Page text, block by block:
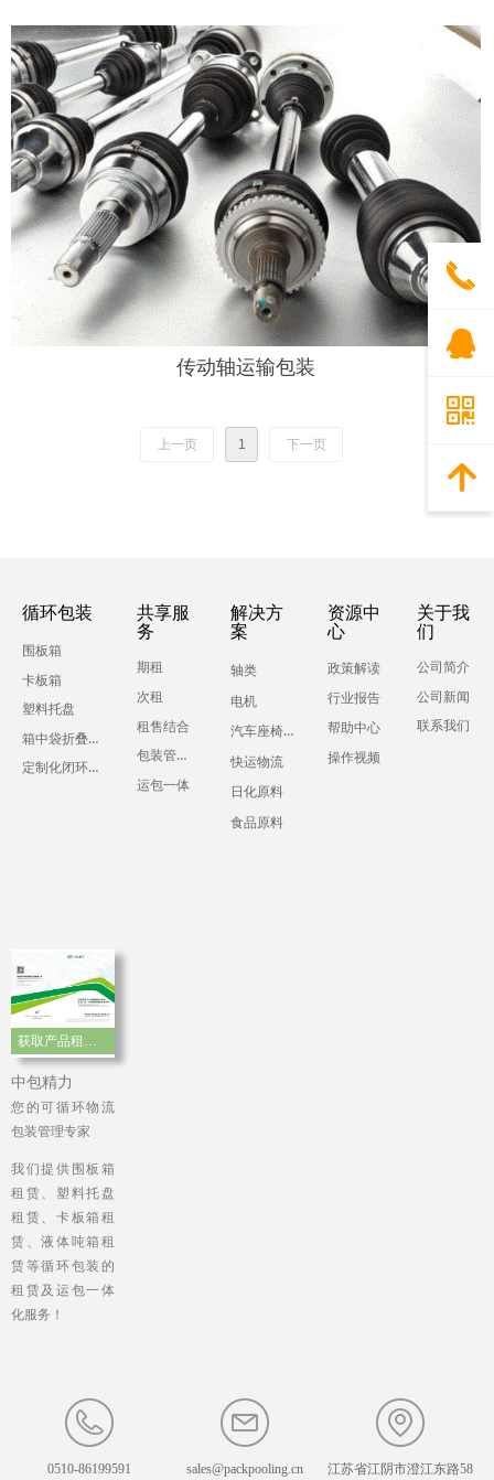
传动轴运输包装
上一页 1 下一页
循环包装
围板箱
卡板箱
塑料托盘
箱中袋折叠液体吨箱
定制化闭环运输包装
共享服
务
期租
次租
租售结合
包装管理服务
运包一体
解决方
案
轴类
电机
汽车座椅零部件
快运物流
日化原料
食品原料
资源中
心
政策解读
行业报告
帮助中心
操作视频
获取产品租赁手册
中包精力
您的可循环物流
包装管理专家
我们提供围板箱
租赁、塑料托盘
租赁、卡板箱租
赁、液体吨箱租
赁等循环包装的
租赁及运包一体
化服务！
关于我
们
公司简介
公司新闻
联系我们
0510-86199591 sales@packpooling.cn
江苏省江阴市澄江东路58
끅
뀩
낃
녕